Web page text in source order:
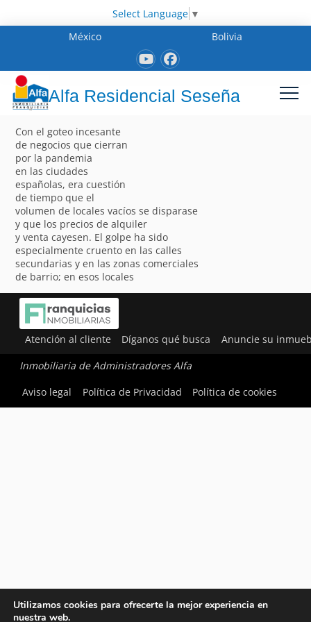
Select Language ▼
México
Bolivia
Alfa Residencial Seseña
Con el goteo incesante
de negocios que cierran
por la pandemia
en las ciudades
españolas, era cuestión
de tiempo que el
volumen de locales vacíos se disparase
y que los precios de alquiler
y venta cayesen. El golpe ha sido
especialmente cruento en las calles
secundarias y en las zonas comerciales
de barrio; en esos locales
Atención al cliente Díganos qué busca Anuncie su
Inmobiliaria de Administradores Alfa
Aviso legal
Política de Privacidad Política de cookies
Utilizamos cookies para ofrecerte la mejor experiencia en
nuestra web.